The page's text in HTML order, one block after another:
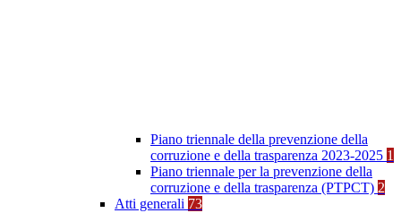
Piano triennale della prevenzione della
corruzione e della trasparenza 2023-2025 1
Piano triennale per la prevenzione della
corruzione e della trasparenza (PTPCT) 2
Atti generali 73